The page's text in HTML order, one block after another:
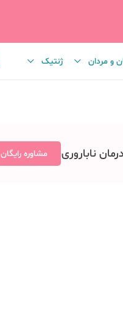
و مردان ژنتیک
ناباروری مشاوره رایگان